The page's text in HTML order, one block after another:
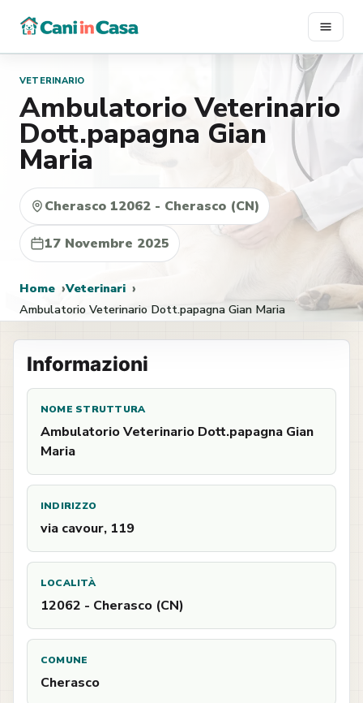
contenuto
VETERINARIO
Ambulatorio Veterinario
Dott.papagna Gian
Maria
Cherasco 12062 - Cherasco (CN)
17 Novembre 2025
Home
Veterinari
Ambulatorio Veterinario Dott.papagna Gian Maria
Informazioni
NOME STRUTTURA
Ambulatorio Veterinario Dott.papagna Gian
Maria
INDIRIZZO
via cavour, 119
LOCALITÀ
12062 - Cherasco (CN)
COMUNE
Cherasco